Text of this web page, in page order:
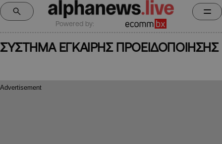
Powered by:
ΣΥΣΤΗΜΑ ΕΓΚΑΙΡΗΣ ΠΡΟΕΙΔΟΠΟΙΗΣΗΣ